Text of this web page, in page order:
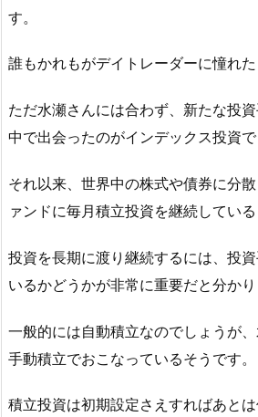
す。
誰もかれもがデイトレーダーに憧れた
ただ水瀬さんには合わず、新たな投
中で出会ったのがインデックス投資で
それ以来、世界中の株式や債券に分
ァンドに毎月積立投資を継続している
投資を長期に渡り継続するには、投
いるかどうかが非常に重要だと分かり
一般的には自動積立なのでしょうが
手動積立でおこなっているそうです。
積立投資は初期設定さえすればあと